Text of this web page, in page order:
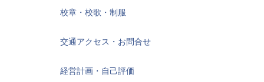
校章・校歌・制服
交通アクセス・お問合せ
経営計画・自己評価